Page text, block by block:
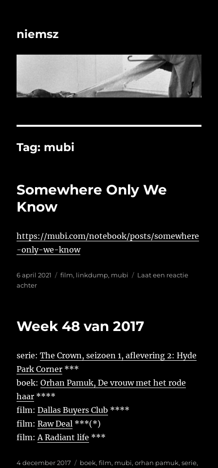
niemsz
Tag: mubi
Somewhere Only We
Know
https://mubi.com/notebook/posts/somewhere
-only-we-know
Geplaatst
op
6 april 2021 Tags
film, linkdump, mubi
Laat een reactie
achterop
Know
Week 48 van 2017
serie:The Crown, seizoen 1, aflevering 2: Hyde
Park Corner ***
boek:Orhan Pamuk, De vrouw met het rode
haar ****
film:Dallas Buyers Club ****
film:Raw Deal ***(*)
film:A Radiant life ***
Geplaatst
4 december 2017 Tags
boek,film, mubi,orhan pamuk,serie,